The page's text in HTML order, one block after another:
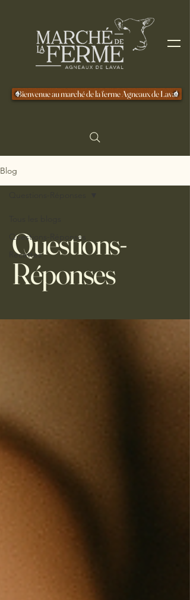
Bienvenue au marché de la ferme Agneaux de Laval
Blog
Questions-Réponses
Recettes
Questions-
Réponses